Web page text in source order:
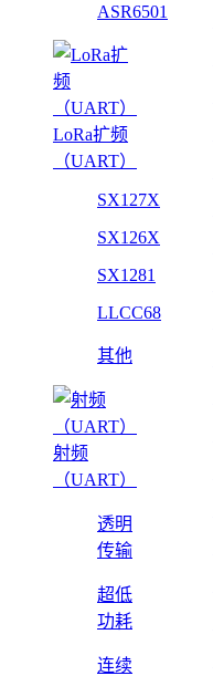
ASR6501
LoRa扩频
（UART）
SX127X
SX126X
SX1281
LLCC68
其他
射频
（UART）
透明
传输
超低
功耗
连续